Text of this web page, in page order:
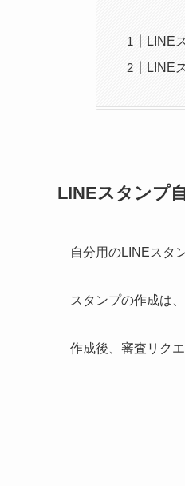
LINE
LINE
LINEスタンプ
自分用のLINEスタ
スタンプの作成は
作成後、審査リク